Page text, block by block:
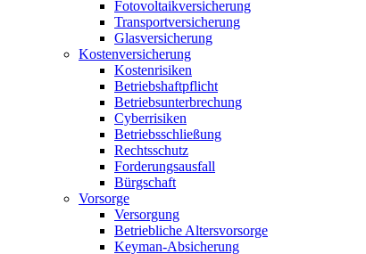
Fotovoltaikversicherung
Transportversicherung
Glasversicherung
Kostenversicherung
Kostenrisiken
Betriebshaftpflicht
Betriebsunterbrechung
Cyberrisiken
Betriebsschließung
Rechtsschutz
Forderungsausfall
Bürgschaft
Vorsorge
Versorgung
Betriebliche Altersvorsorge
Keyman-Absicherung